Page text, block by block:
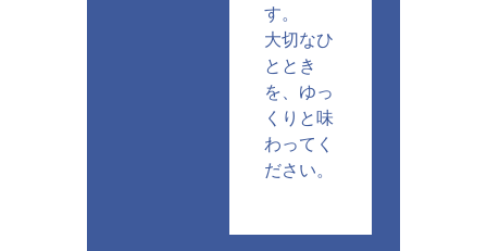
す。
大切なひ
ととき
を、ゆっ
くりと味
わってく
ださい。